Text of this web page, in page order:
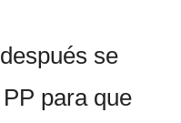
se
para que